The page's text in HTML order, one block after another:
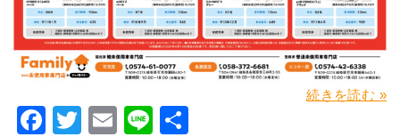
続きを読む »
Facebook
Twitter
Email
Line